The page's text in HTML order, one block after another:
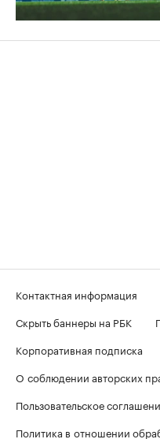
Контактная информация
Скрыть баннеры на РБК
Корпоративная подписка
О соблюдении авторских
Пользовательское
Политика в отношении